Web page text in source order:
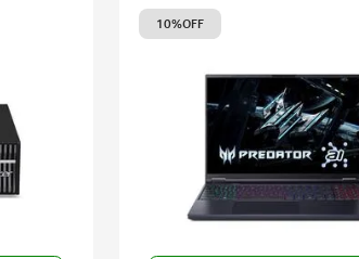
10%OFF